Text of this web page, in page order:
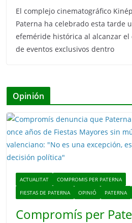
El complejo cinematográfico
Paterna ha celebrado esta tarde
efeméride histórica al alcanzar el
de eventos exclusivos dentro
Opinión
ACTUALITAT
COMPROMIS PER PATERNA
FIESTAS DE PATERNA
OPINIÓ PATERNA
Compromís per